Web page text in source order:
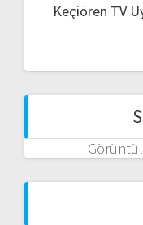
Keçiören TV